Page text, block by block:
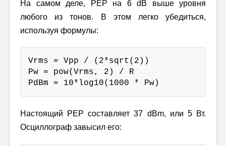
На самом деле, PEP на 6 dB выше уровня
любого из тонов. В этом легко убедиться,
используя формулы:
Vrms = Vpp / (2*sqrt(2))
Pw = pow(Vrms, 2) / R
PdBm = 10*log10(1000 * Pw)
Настоящий PEP составляет 37 dBm, или 5 Вт.
Осциллограф завысил его: